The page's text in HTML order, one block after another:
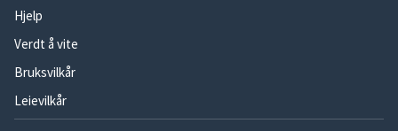
Hjelp
Verdt å vite
Bruksvilkår
Leievilkår